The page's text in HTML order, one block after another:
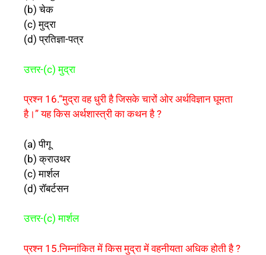
(b) चेक
(c) मुद्रा
(d) प्रतिज्ञा-पत्र
उत्तर-(c) मुद्रा
प्रश्न 16.“मुद्रा वह धुरी है जिसके चारों ओर अर्थविज्ञान घूमता
है।” यह किस अर्थशास्त्री का कथन है ?
(a) पीगू
(b) क्राउथर
(c) मार्शल
(d) रॉबर्टसन
उत्तर-(c) मार्शल
प्रश्न 15.निम्नांकित में किस मुद्रा में वहनीयता अधिक होती है ?